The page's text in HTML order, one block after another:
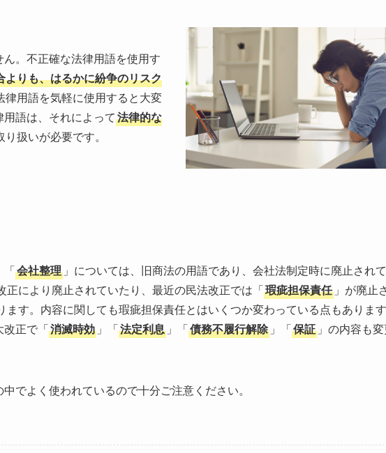
。不正確な法律用語を使用す
りも、はるかに紛争のリスク
用語を気軽に使用すると大変
語は、それによって法律的な
扱いが必要です。
「会社整理 」については、旧商法の用語であり、会社法制定時に廃止され
正により廃止されていたり、最近の民法改正では「瑕疵担保責任 」が廃止
ます。内容に関しても瑕疵担保責任とはいくつか変わっている点もありま
改正で「消滅時効 」「法定利息 」「債務不履行解除 」「保証 」の内容も
でよく使われているので十分ご注意ください。